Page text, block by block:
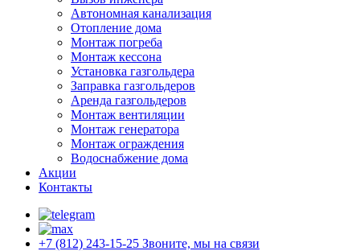
Автономная канализация
Отопление дома
Монтаж погреба
Монтаж кессона
Установка газгольдера
Заправка газгольдеров
Аренда газгольдеров
Монтаж вентиляции
Монтаж генератора
Монтаж ограждения
Водоснабжение дома
Акции
Контакты
+7 (812) 243-15-25 Звоните, мы на связи